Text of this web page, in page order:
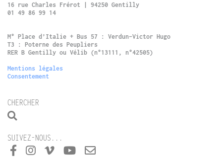
16 rue Charles Frérot | 94250 Gentilly
01 49 86 99 14
M° Place d’Italie + Bus 57 : Verdun-Victor Hugo
T3 : Poterne des Peupliers
RER B Gentilly ou Vélib (n°13111, n°42505)
Mentions légales
Consentement
CHERCHER
SUIVEZ-NOUS...